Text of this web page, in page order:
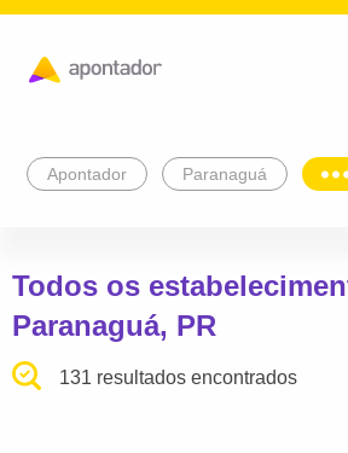
Apontador Paranaguá
Todos os
Paranaguá, PR
131 resultados encontrados